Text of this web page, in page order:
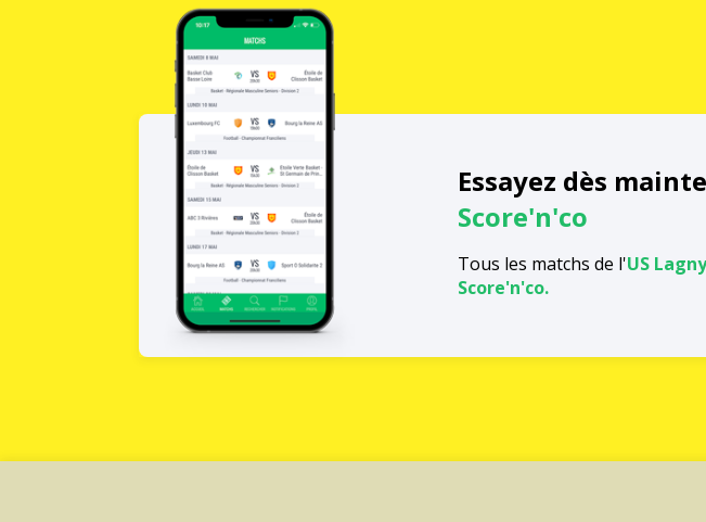
Essayez dès
Score'n'co
Tous les matchs de l'US
Score'n'co.